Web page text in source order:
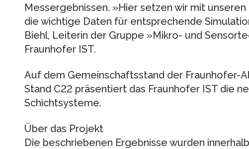
Messergebnissen. »Hier setzen wir mit
die wichtige Daten für entsprechende
Biehl, Leiterin der Gruppe »Mikro- und
Fraunhofer IST.
Auf dem Gemeinschaftsstand der Fraunhofer-
Stand C22 präsentiert das Fraunhofer IST die
Schichtsysteme.
Über das Projekt
Die beschriebenen Ergebnisse wurden